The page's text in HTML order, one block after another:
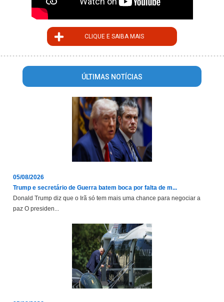
CLIQUE E SAIBA MAIS
ÚLTIMAS NOTÍCIAS
05/08/2026
Trump e secretário de Guerra batem boca por falta de m...
Donald Trump diz que o Irã só tem mais uma chance para negociar a
paz O presiden...